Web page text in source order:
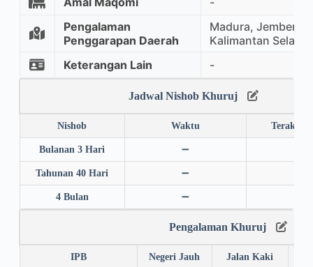
Pengalaman
Penggarapan Daerah
Madura, Jember,
Kalimantan Selatan
Keterangan Lain
-
Jadwal Nishob Khuruj
Nishob Waktu Terakhir
Bulanan 3 Hari ➖
Tahunan 40 Hari ➖
4 Bulan ➖
Pengalaman Khuruj
IPB Negeri Jauh Jalan Kaki